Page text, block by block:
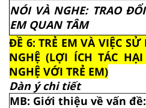
NÓI VÀ NGHE: TRAO
EM QUAN TÂM
ĐỀ 6: TRẺ EM VÀ VIỆC
NGHỆ (LỢI ÍCH TÁC
NGHỆ VỚI TRẺ EM)
Dàn ý chi tiết
MB: Giới thiệu về vấn đề: